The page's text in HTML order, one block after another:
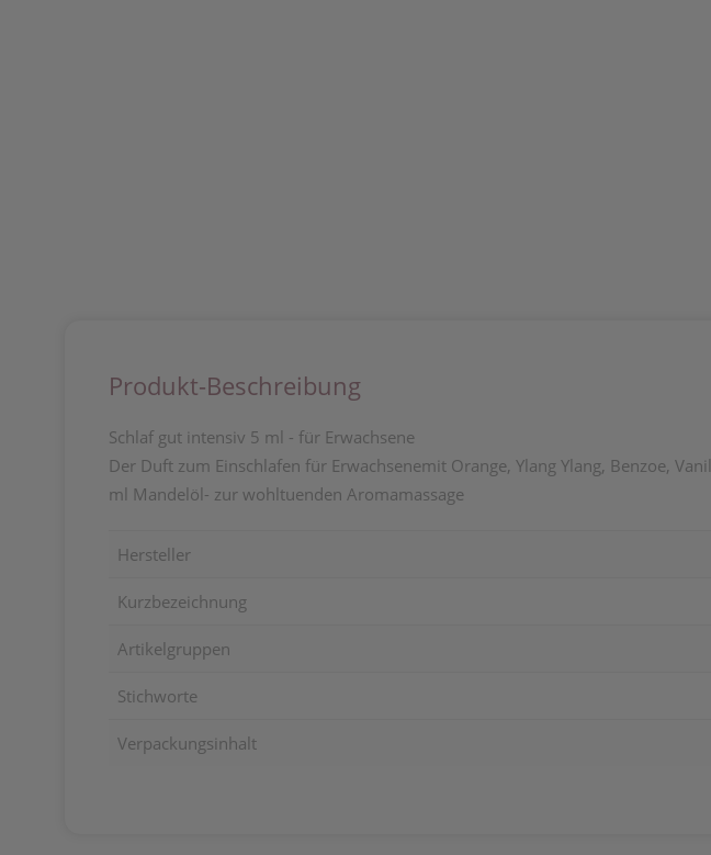
Produkt-Beschreibung
Schlaf gut intensiv 5 ml - für Erwachsene
Der Duft zum Einschlafen für Erwachsenemit Orange, Ylang Ylang, Benzoe,
ml Mandelöl- zur wohltuenden Aromamassage
Hersteller
Kurzbezeichnung
Artikelgruppen
Stichworte
Verpackungsinhalt